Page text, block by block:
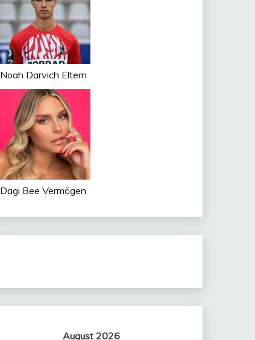
Noah Darvich Eltern
Dagi Bee Vermögen
August 2026